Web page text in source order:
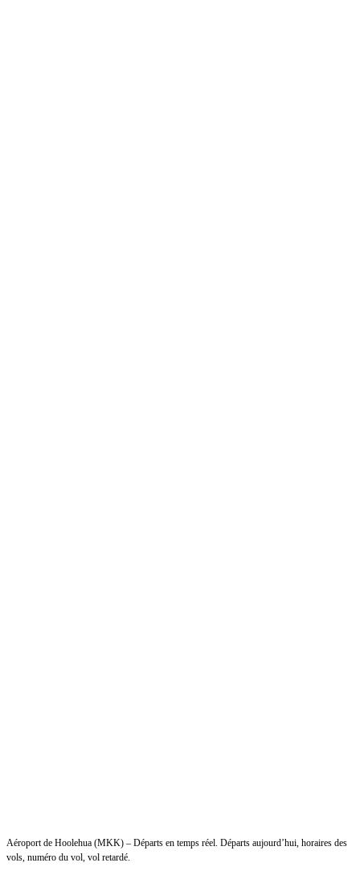
Aéroport de Hoolehua (MKK) – Départs en temps réel. Départs aujourd’hui, horaires des
vols, numéro du vol, vol retardé.